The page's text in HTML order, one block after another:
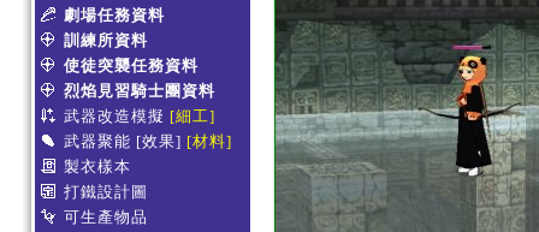
劇場任務資料
訓練所資料
使徒突襲任務資料
烈焰見習騎士團資料
武器改造模擬 [細工]
武器聚能 [效果] [材料]
製衣樣本
打鐵設計圖
可生產物品